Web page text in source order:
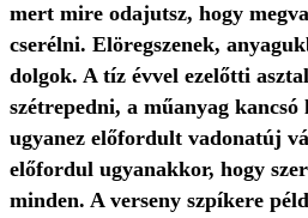
mert mire odajutsz, hogy
cserélni. Elöregszenek,
dolgok. A tíz évvel ezelőtti
szétrepedni, a műanyag
ugyanez előfordult vadonatúj
előfordul ugyanakkor, hogy
minden. A verseny szpíkere